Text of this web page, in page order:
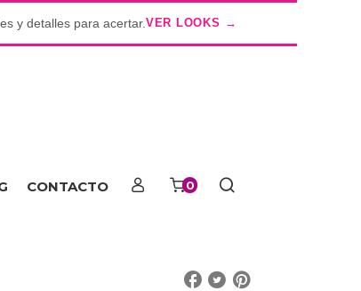
y detalles para acertar. VER LOOKS →
CONTACTO 0